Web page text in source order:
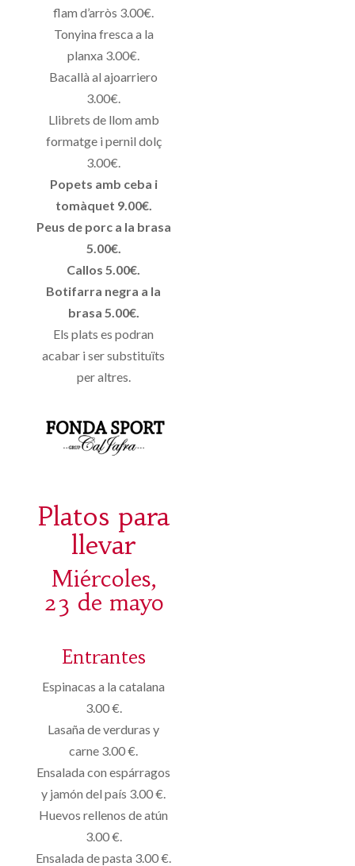
flam d’arròs 3.00€.
Tonyina fresca a la
planxa 3.00€.
Bacallà al ajoarriero
3.00€.
Llibrets de llom amb
formatge i pernil dolç
3.00€.
Popets amb ceba i
tomàquet 9.00€.
Peus de porc a la brasa
5.00€.
Callos 5.00€.
Botifarra negra a la
brasa 5.00€.
Els plats es podran
acabar i ser substituïts
per altres.
Platos para
llevar
Miércoles,
23 de mayo
Entrantes
Espinacas a la catalana
3.00 €.
Lasaña de verduras y
carne 3.00 €.
Ensalada con espárragos
y jamón del país 3.00 €.
Huevos rellenos de atún
3.00 €.
Ensalada de pasta 3.00 €.